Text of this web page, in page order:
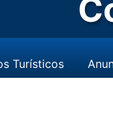
Turísticos